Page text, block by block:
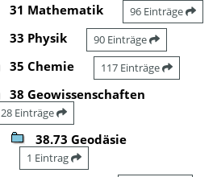
31 Mathematik 96 Einträge
33 Physik 90 Einträge
35 Chemie 117 Einträge
38 Geowissenschaften
28 Einträge
38.73 Geodäsie
1 Eintrag